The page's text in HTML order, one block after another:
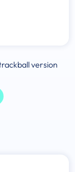
version